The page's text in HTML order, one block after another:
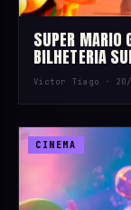
SUPER MARIO
BILHETERIA
Victor Tiago ·
CINEMA